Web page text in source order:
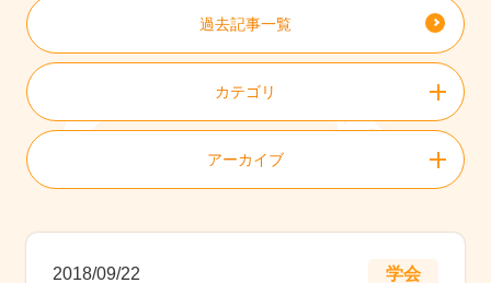
過去記事一覧
カテゴリ
アーカイブ
学会
2018/09/22